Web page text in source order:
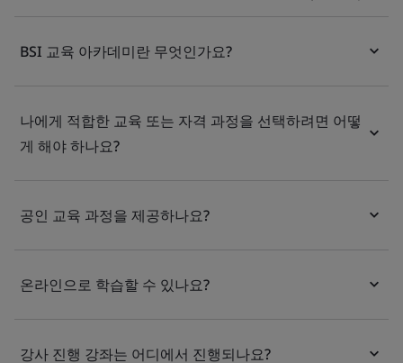
BSI 교육 아카데미란 무엇인가요?
나에게 적합한 교육 또는 자격 과정을 선택하려면 어떻
게 해야 하나요?
공인 교육 과정을 제공하나요?
온라인으로 학습할 수 있나요?
강사 진행 강좌는 어디에서 진행되나요?